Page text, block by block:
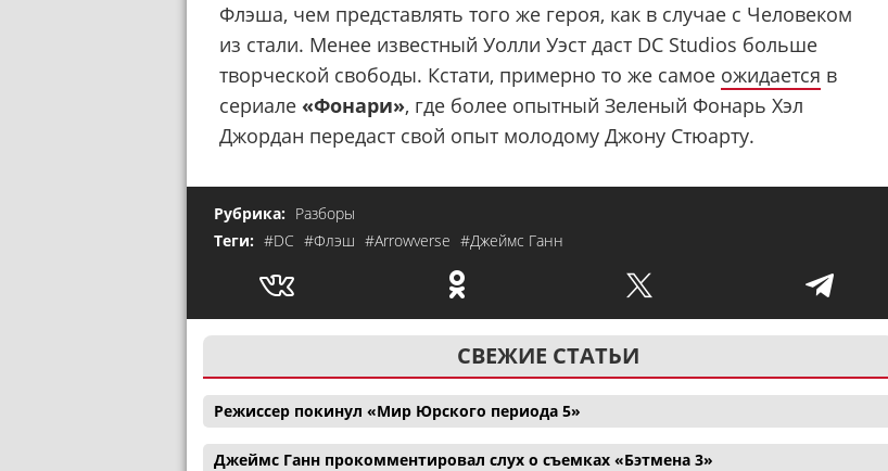
Флэша, чем представлять того же героя, как в случае с Человеком
из стали. Менее известный Уолли Уэст даст DC Studios больше
творческой свободы. Кстати, примерно то же самое ожидается в
сериале «Фонари», где более опытный Зеленый Фонарь Хэл
Джордан передаст свой опыт молодому Джону Стюарту.
Рубрика: Разборы
Теги: #DC #Флэш #Arrowverse #Джеймс Ганн
СВЕЖИЕ СТАТЬИ
Режиссер покинул «Мир Юрского периода 5»
Джеймс Ганн прокомментировал слух о съемках «Бэтмена 3»